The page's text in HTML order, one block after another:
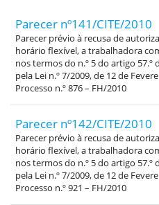
Parecer nº141/CITE/2010
Parecer prévio à recusa de
horário flexível, a trabalhadora
nos termos do n.º 5 do artigo
pela Lei n.º 7/2009, de 12 de
Processo n.º 876 – FH/2010
Parecer nº142/CITE/2010
Parecer prévio à recusa de
horário flexível, a trabalhadora
nos termos do n.º 5 do artigo
pela Lei n.º 7/2009, de 12 de
Processo n.º 921 – FH/2010